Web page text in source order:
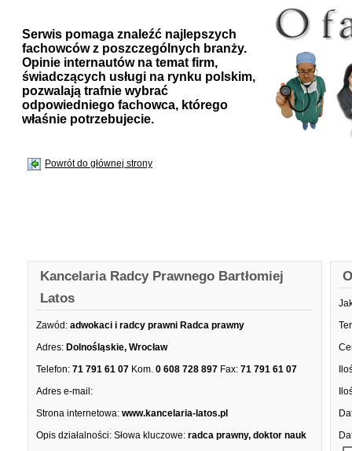
Serwis pomaga znaleźć najlepszych
fachowców z poszczególnych branży.
Opinie internautów na temat firm,
świadczących usługi na rynku polskim,
pozwalają trafnie wybrać
odpowiedniego fachowca, którego
właśnie potrzebujecie.
Powrót do głównej strony
Kancelaria Radcy Prawnego Bartłomiej
Latos
Zawód: adwokaci i radcy prawni Radca prawny
Adres: Dolnośląskie, Wrocław
Telefon: 71 791 61 07 Kom. 0 608 728 897 Fax: 71 791 61 07
Adres e-mail:
Strona internetowa: www.kancelaria-latos.pl
Opis działalności: Słowa kluczowe: radca prawny, doktor nauk